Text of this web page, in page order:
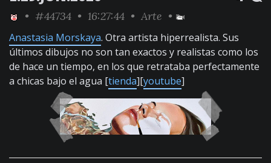
• #44734 • 16:27:44 • Arte •
Anastasia Morskaya. Otra artista hiperrealista. Sus
últimos dibujos no son tan exactos y realistas como los
de hace un tiempo, en los que retrataba perfectamente
a chicas bajo el agua [tienda][youtube]